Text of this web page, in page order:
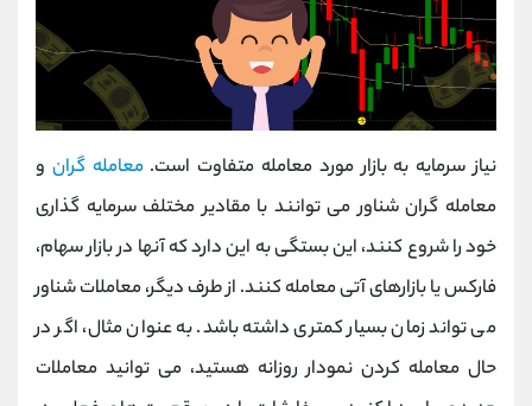
نیاز سرمایه به بازار مورد معامله متفاوت است.معامله گران و
معامله گران شناور می توانند با مقادیر مختلف سرمایه گذاری
خود را شروع کنند، این بستگی به این دارد که آنها در بازار سهام،
فارکس یا بازارهای آتی معامله کنند. از طرف دیگر، معاملات شناور
می تواند زمان بسیار کمتری داشته باشد. به عنوان مثال، اگر در
حال معامله کردن نمودار روزانه هستید، می توانید معاملات